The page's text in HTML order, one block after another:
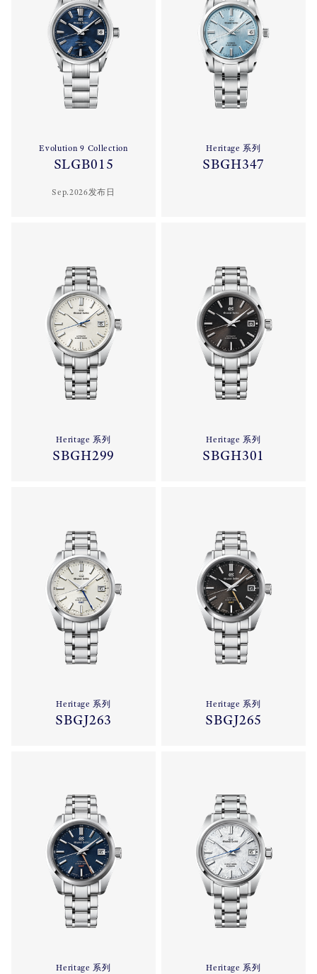
Evolution 9 Collection
SLGB015
Sep.2026发布日
Heritage 系列
SBGH347
Heritage 系列
SBGH299
Heritage 系列
SBGH301
Heritage 系列
SBGJ263
Heritage 系列
SBGJ265
Heritage 系列 Heritage 系列